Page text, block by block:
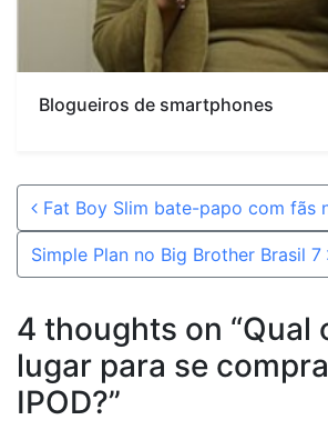
Blogueiros de smartphones
Post navigation
Fat Boy Slim bate-papo com fãs
Simple Plan no Big Brother Brasil 7
4 thoughts on “Qual
lugar para se
IPOD?”